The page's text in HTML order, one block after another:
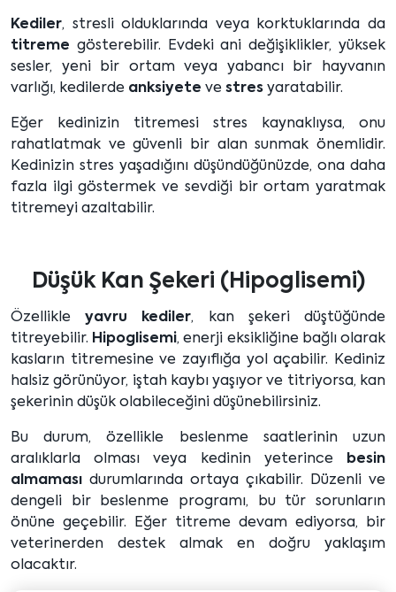
Kediler, stresli olduklarında veya korktuklarında da
titreme gösterebilir. Evdeki ani değişiklikler, yüksek
sesler, yeni bir ortam veya yabancı bir hayvanın
varlığı, kedilerde anksiyete ve stres yaratabilir.
Eğer kedinizin titremesi stres kaynaklıysa, onu
rahatlatmak ve güvenli bir alan sunmak önemlidir.
Kedinizin stres yaşadığını düşündüğünüzde, ona daha
fazla ilgi göstermek ve sevdiği bir ortam yaratmak
titremeyi azaltabilir.
Düşük Kan Şekeri (Hipoglisemi)
Özellikleyavru kediler, kan şekeri düştüğünde
titreyebilir. Hipoglisemi, enerji eksikliğine bağlı olarak
kasların titremesine ve zayıflığa yol açabilir. Kediniz
halsiz görünüyor, iştah kaybı yaşıyor ve titriyorsa, kan
şekerinin düşük olabileceğini düşünebilirsiniz.
Bu durum, özellikle beslenme saatlerinin uzun
aralıklarla olması veya kedinin yeterince
besin
almaması durumlarında ortaya çıkabilir. Düzenli ve
dengeli bir beslenme programı, bu tür sorunların
önüne geçebilir. Eğer titreme devam ediyorsa, bir
veterinerden destek almak en doğru yaklaşım
olacaktır.